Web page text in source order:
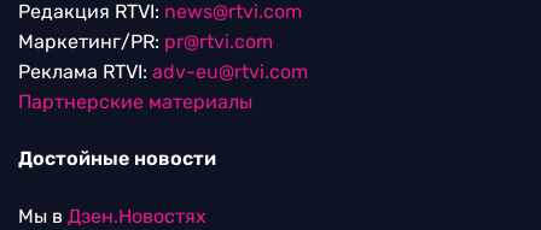
Редакция RTVI: news@rtvi.com
Маркетинг/PR: pr@rtvi.com
Реклама RTVI: adv-eu@rtvi.com
Партнерские материалы
Достойные новости
Мы в Дзен.Новостях